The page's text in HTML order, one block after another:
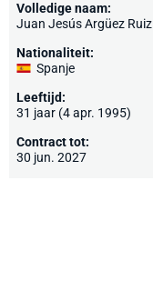
Volledige naam:
Juan Jesús Argüez Ruiz
Nationaliteit:
Spanje
Leeftijd:
31 jaar (4 apr. 1995)
Contract tot:
30 jun. 2027